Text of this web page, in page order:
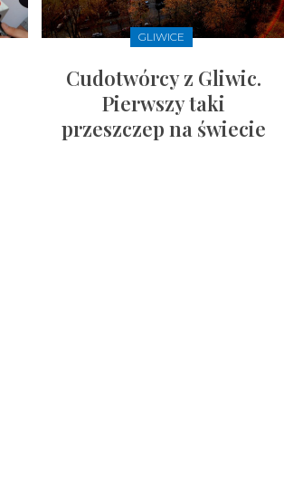
GLIWICE
Cudotwórcy z Gliwic.
Pierwszy taki
przeszczep na świecie